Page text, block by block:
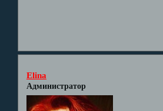
Elina
Администратор